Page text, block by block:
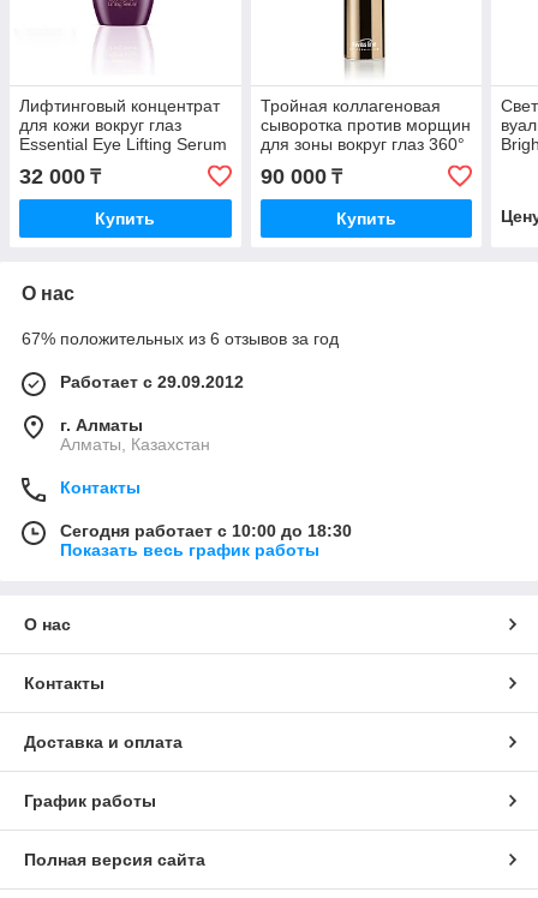
Лифтинговый концентрат
для кожи вокруг глаз
Essential Eye Lifting Serum
32 000 ₸
Купить
Тройная коллагеновая
сыворотка против морщин
для зоны вокруг глаз 360°
Anti-Wrinkle Eye Zone
Serum 15 мл.
90 000₸
Купить
О нас
67% положительных из 6 отзывов за год
Работает с 29.09.2012
г. Алматы
Алматы, Казахстан
Контакты
Сегодня работает с 10:00 до 18:30
Показать весь график работы
О нас
Контакты
Доставка и оплата
График работы
Полная версия сайта